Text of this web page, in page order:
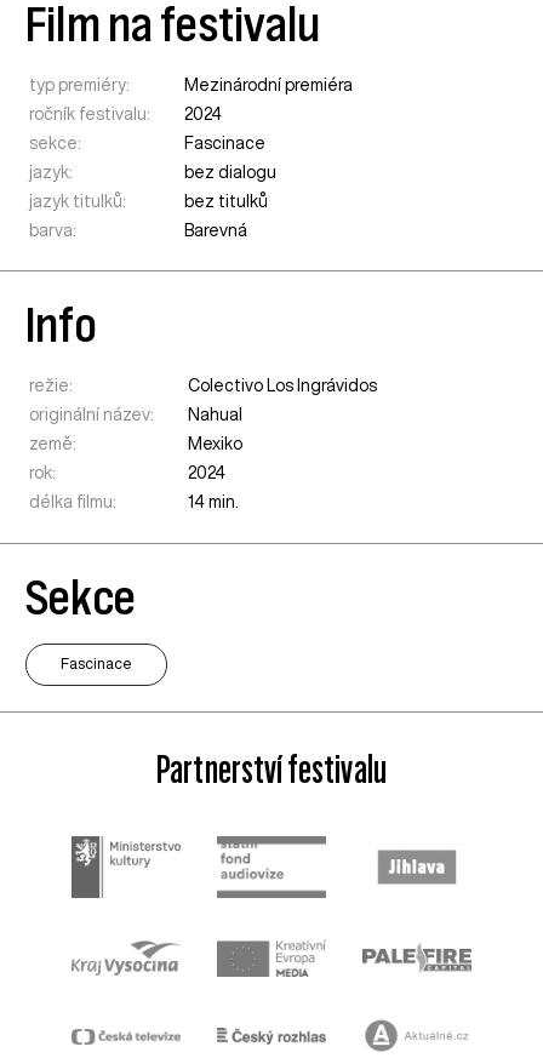
Film na festivalu
typ premiéry:
Mezinárodní premiéra
ročník festivalu:
2024
sekce:
Fascinace
jazyk:
bez dialogu
jazyk titulků:
bez titulků
barva:
Barevná
Info
režie:
Colectivo Los Ingrávidos
originální název:
Nahual
země:
Mexiko
rok:
2024
délka filmu:
14 min.
Sekce
Fascinace
Partnerství festivalu